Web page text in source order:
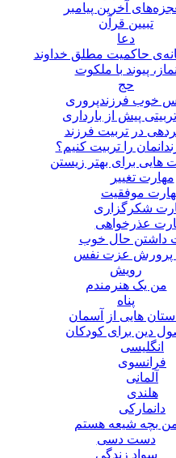
آخرین پیامبر
تبيين قرآن
دعا
حاکمیت مطلق خداوند
نماز، پیوند با ملکوت
حج
خوب فرزندپروری
پیش از بارداری
در تربیت فرزند
را تربیت کنیم؟
هایی برای بهتر زیستن
مهارت تغییر
موفقیت
شکرگزاری
عذرخواهی
داشتن حال خوب
پرورش عزت نفس
رویش
من یک هنرمندم
پناه
هایی از آسمان
دین برای کودکان
انگلیسی
فرانسوی
آلمانی
هلندی
دانمارکی
بچه شیعه هستم
دست دسی
سواد زندگی